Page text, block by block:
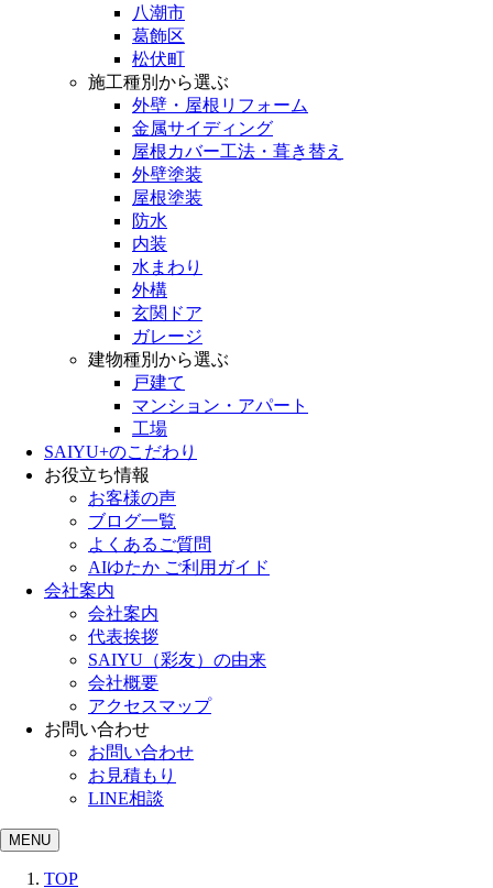
八潮市
葛飾区
松伏町
施工種別から選ぶ
外壁・屋根リフォーム
金属サイディング
屋根カバー工法・葺き替え
外壁塗装
屋根塗装
防水
内装
水まわり
外構
玄関ドア
ガレージ
建物種別から選ぶ
戸建て
マンション・アパート
工場
SAIYU+のこだわり
お役立ち情報
お客様の声
ブログ一覧
よくあるご質問
AIゆたか ご利用ガイド
会社案内
会社案内
代表挨拶
SAIYU（彩友）の由来
会社概要
アクセスマップ
お問い合わせ
お問い合わせ
お見積もり
LINE相談
MENU
TOP